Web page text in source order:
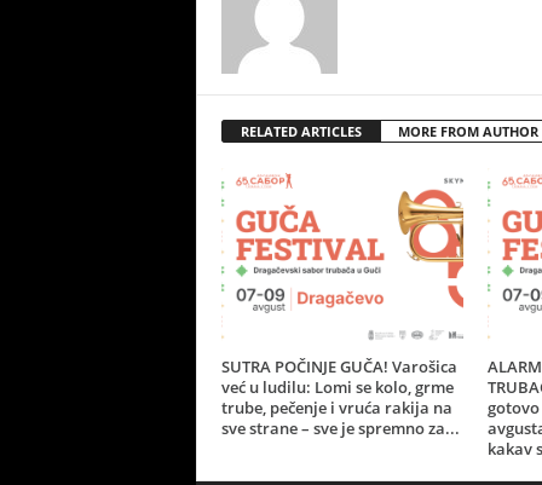
RELATED ARTICLES MORE FROM AUTHOR
SUTRA POČINJE GUČA! Varošica
već u ludilu: Lomi se kolo, grme
trube, pečenje i vruća rakija na
sve strane – sve je spremno za...
gotovo
kakav